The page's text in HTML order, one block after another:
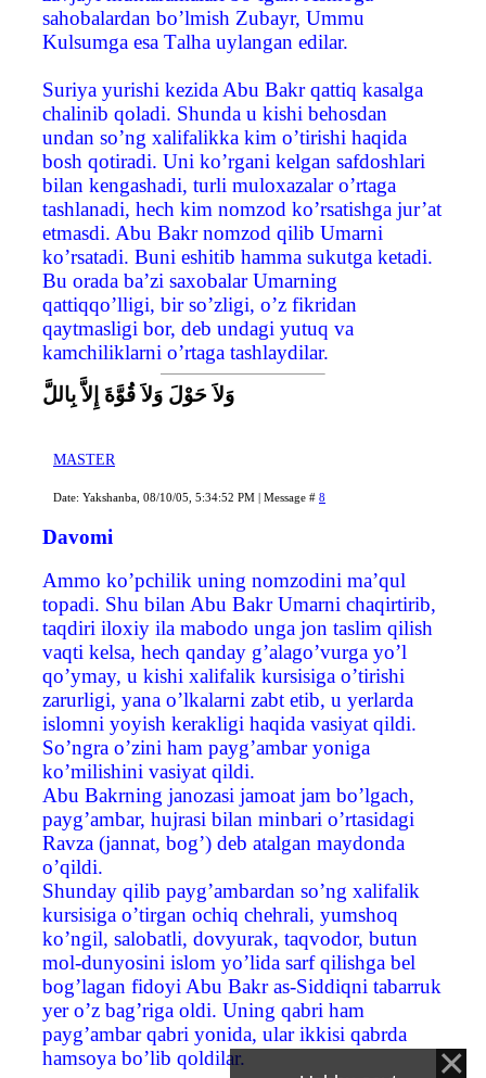
sahobalardan bo’lmish Zubayr, Ummu
Kulsumga esa Тalha uylangan edilar.
Suriya yurishi kezida Abu Bakr qattiq kasalga
chalinib qoladi. Shunda u kishi behosdan
undan so’ng xalifalikka kim o’tirishi haqida
bosh qotiradi. Uni ko’rgani kelgan safdoshlari
bilan kengashadi, turli muloxazalar o’rtaga
tashlanadi, hech kim nomzod ko’rsatishga jur’at
etmasdi. Abu Bakr nomzod qilib Umarni
ko’rsatadi. Buni eshitib hamma sukutga ketadi.
Bu orada ba’zi saxobalar Umarning
qattiqqo’lligi, bir so’zligi, o’z fikridan
qaytmasligi bor, deb undagi yutuq va
kamchiliklarni o’rtaga tashlaydilar.
وَلاَ حَوْلَ وَلاَ قُوَّةَ إِلاَّ بِاللَّ
MASTER
Date: Yakshanba, 08/10/05, 5:34:52 PM | Message # 8
Davomi
Ammo ko’pchilik uning nomzodini ma’qul
topadi. Shu bilan Abu Bakr Umarni chaqirtirib,
taqdiri iloxiy ila mabodo unga jon taslim qilish
vaqti kelsa, hech qanday g’alago’vurga yo’l
qo’ymay, u kishi xalifalik kursisiga o’tirishi
zarurligi, yana o’lkalarni zabt etib, u yerlarda
islomni yoyish kerakligi haqida vasiyat qildi.
So’ngra o’zini ham payg’ambar yoniga
ko’milishini vasiyat qildi.
Abu Bakrning janozasi jamoat jam bo’lgach,
payg’ambar, hujrasi bilan minbari o’rtasidagi
Ravza (jannat, bog’) deb atalgan maydonda
o’qildi.
Shunday qilib payg’ambardan so’ng xalifalik
kursisiga o’tirgan ochiq chehrali, yumshoq
ko’ngil, salobatli, dovyurak, taqvodor, butun
mol-dunyosini islom yo’lida sarf qilishga bel
bog’lagan fidoyi Abu Bakr as-Siddiqni tabarruk
yer o’z bag’riga oldi. Uning qabri ham
payg’ambar qabri yonida, ular ikkisi qabrda
hamsoya bo’lib qoldilar.